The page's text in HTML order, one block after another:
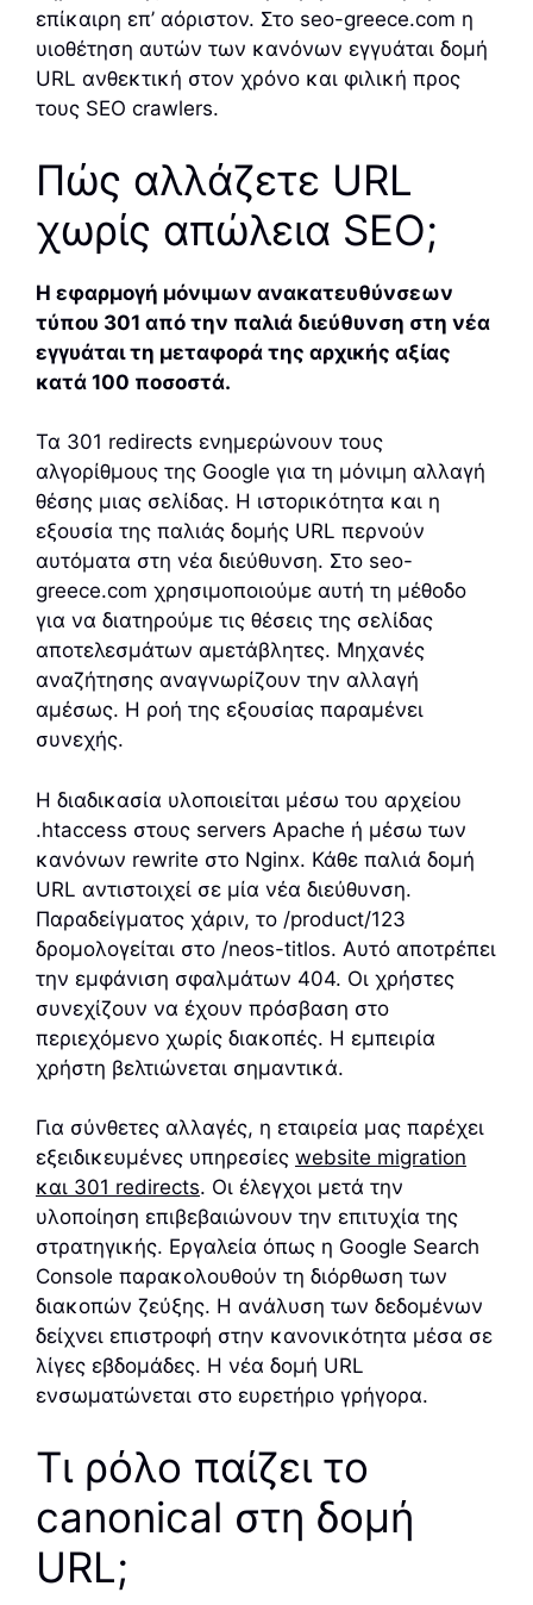
επίκαιρη επ’ αόριστον. Στο seo-greece.com η
υιοθέτηση αυτών των κανόνων εγγυάται δομή
URL ανθεκτική στον χρόνο και φιλική προς
τους SEO crawlers.
Πώς αλλάζετε URL
χωρίς απώλεια SEO;
Η εφαρμογή μόνιμων ανακατευθύνσεων
τύπου 301 από την παλιά διεύθυνση στη νέα
εγγυάται τη μεταφορά της αρχικής αξίας
κατά 100 ποσοστά.
Τα 301 redirects ενημερώνουν τους
αλγορίθμους της Google για τη μόνιμη αλλαγή
θέσης μιας σελίδας. Η ιστορικότητα και η
εξουσία της παλιάς δομής URL περνούν
αυτόματα στη νέα διεύθυνση. Στο seo-
greece.com χρησιμοποιούμε αυτή τη μέθοδο
για να διατηρούμε τις θέσεις της σελίδας
αποτελεσμάτων αμετάβλητες. Μηχανές
αναζήτησης αναγνωρίζουν την αλλαγή
αμέσως. Η ροή της εξουσίας παραμένει
συνεχής.
Η διαδικασία υλοποιείται μέσω του αρχείου
.htaccess στους servers Apache ή μέσω των
κανόνων rewrite στο Nginx. Κάθε παλιά δομή
URL αντιστοιχεί σε μία νέα διεύθυνση.
Παραδείγματος χάριν, το /product/123
δρομολογείται στο /neos-titlos. Αυτό αποτρέπει
την εμφάνιση σφαλμάτων 404. Οι χρήστες
συνεχίζουν να έχουν πρόσβαση στο
περιεχόμενο χωρίς διακοπές. Η εμπειρία
χρήστη βελτιώνεται σημαντικά.
Για σύνθετες αλλαγές, η εταιρεία μας παρέχει
εξειδικευμένες υπηρεσίες website migration
και 301 redirects. Οι έλεγχοι μετά την
υλοποίηση επιβεβαιώνουν την επιτυχία της
στρατηγικής. Εργαλεία όπως η Google Search
Console παρακολουθούν τη διόρθωση των
διακοπών ζεύξης. Η ανάλυση των δεδομένων
δείχνει επιστροφή στην κανονικότητα μέσα σε
λίγες εβδομάδες. Η νέα δομή URL
ενσωματώνεται στο ευρετήριο γρήγορα.
Τι ρόλο παίζει το
canonical στη δομή
URL;